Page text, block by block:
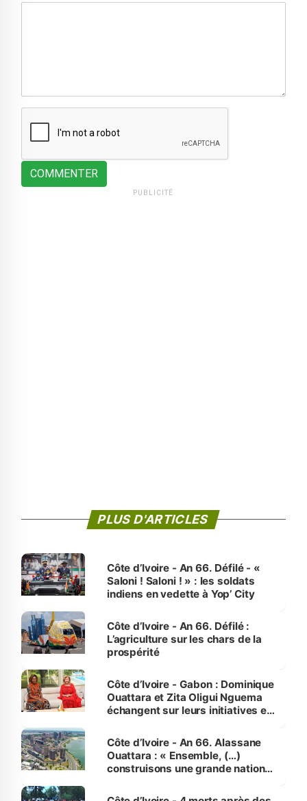
COMMENTER
PUBLICITÉ
PLUS D'ARTICLES
Côte d’Ivoire - An 66. Défilé - «
Saloni ! Saloni ! » : les soldats
indiens en vedette à Yop’ City
Côte d’Ivoire - An 66. Défilé :
L’agriculture sur les chars de la
prospérité
Côte d’Ivoire - Gabon : Dominique
Ouattara et Zita Oligui Nguema
échangent sur leurs initiatives en
enfants
Côte d’Ivoire - An 66. Alassane
Ouattara : « Ensemble, (…)
construisons une grande nation
générations futures »